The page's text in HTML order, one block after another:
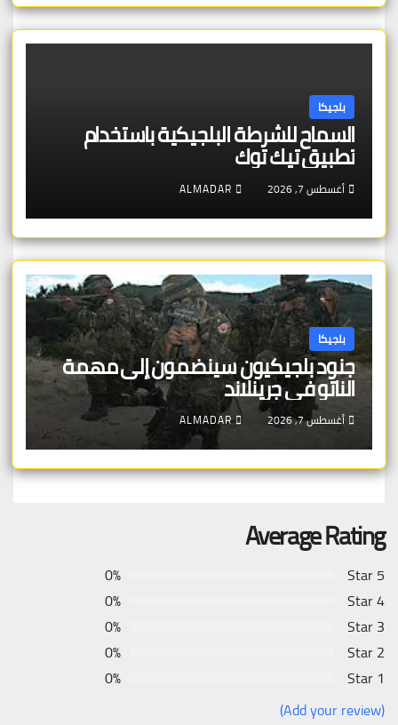
بلجيكا
السماح للشرطة البلجيكية باستخدام
تطبيق تيك توك
أغسطس 7, 2026 ALMADAR
بلجيكا
جنود بلجيكيون سينضمون إلى مهمة
الناتو في جرينلاند
أغسطس 7, 2026 ALMADAR
Average Rating
5 Star
0%
4 Star
0%
3 Star
0%
2 Star
0%
1 Star
0%
(Add your review)